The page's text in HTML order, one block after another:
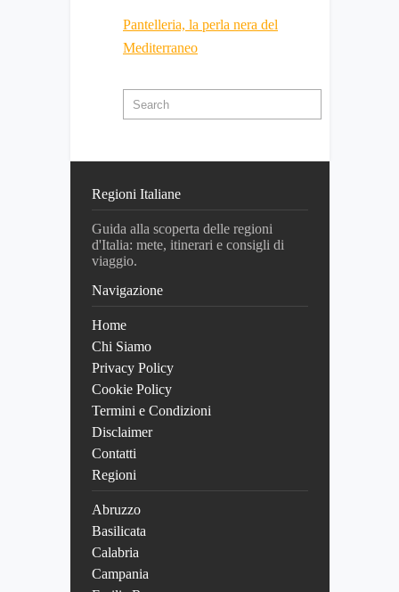
Pantelleria, la perla nera del
Mediterraneo
Regioni Italiane
Guida alla scoperta delle regioni
d'Italia: mete, itinerari e consigli di
viaggio.
Navigazione
Home
Chi Siamo
Privacy Policy
Cookie Policy
Termini e Condizioni
Disclaimer
Contatti
Regioni
Abruzzo
Basilicata
Calabria
Campania